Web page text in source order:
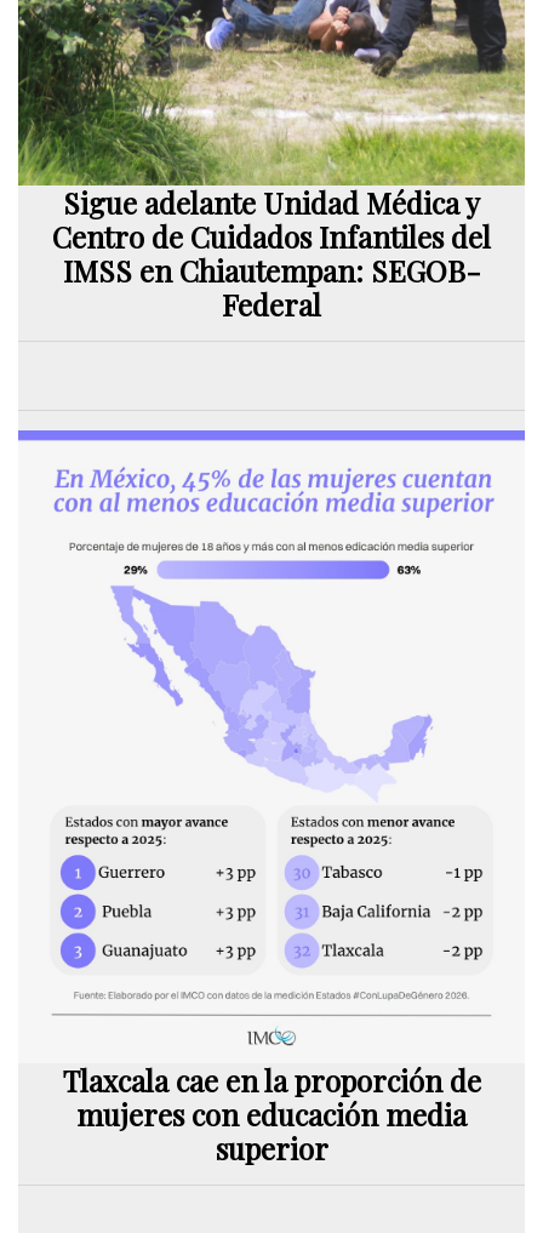
Sigue adelante Unidad Médica y
Centro de Cuidados Infantiles del
IMSS en Chiautempan: SEGOB-
Federal
Tlaxcala cae en la proporción de
mujeres con educación media
superior